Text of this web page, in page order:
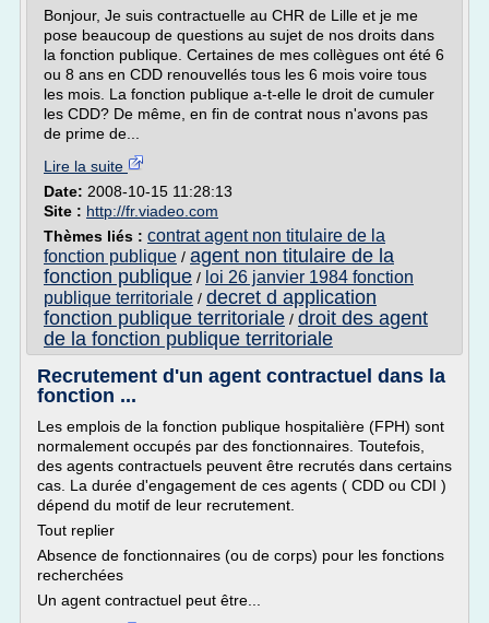
Bonjour, Je suis contractuelle au CHR de Lille et je me
pose beaucoup de questions au sujet de nos droits dans
la fonction publique. Certaines de mes collègues ont été 6
ou 8 ans en CDD renouvellés tous les 6 mois voire tous
les mois. La fonction publique a-t-elle le droit de cumuler
les CDD? De même, en fin de contrat nous n'avons pas
de prime de...
Lire la suite
Date: 2008-10-15 11:28:13
Site : http://fr.viadeo.com
Thèmes liés : contrat agent non titulaire de la
fonction publique / agent non titulaire de la
fonction publique / loi 26 janvier 1984 fonction
publique territoriale / decret d application
fonction publique territoriale / droit des agent
de la fonction publique territoriale
Recrutement d'un agent contractuel dans la
fonction ...
Les emplois de la fonction publique hospitalière (FPH) sont
normalement occupés par des fonctionnaires. Toutefois,
des agents contractuels peuvent être recrutés dans certains
cas. La durée d'engagement de ces agents ( CDD ou CDI )
dépend du motif de leur recrutement.
Tout replier
Absence de fonctionnaires (ou de corps) pour les fonctions
recherchées
Un agent contractuel peut être...